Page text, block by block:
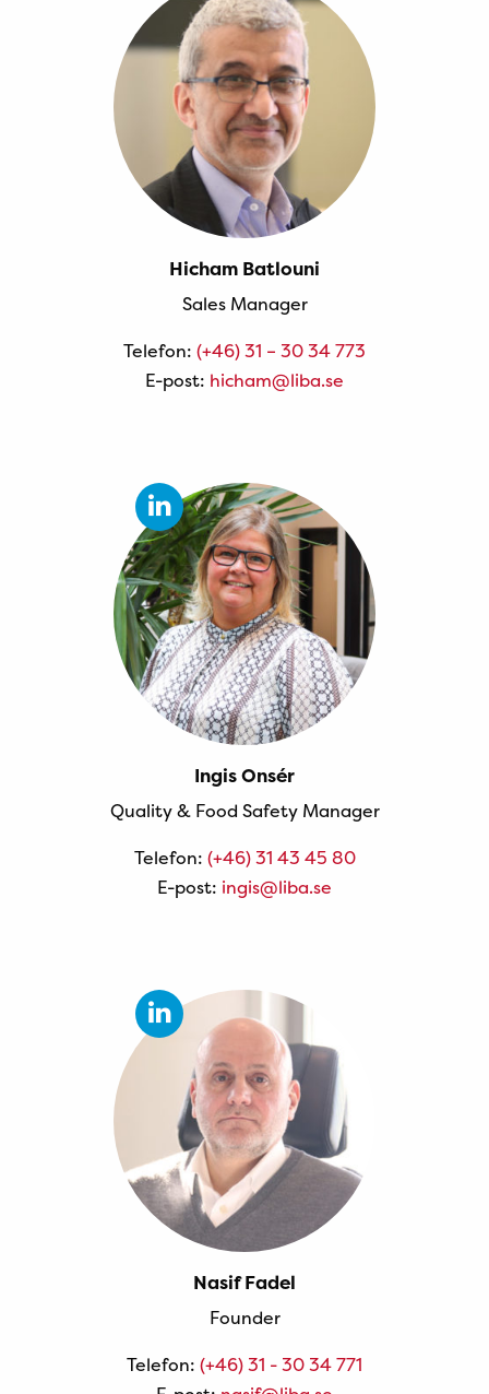
Hicham Batlouni
Sales Manager
Telefon: (+46) 31 – 30 34 773
E-post: hicham@liba.se
Ingis Onsér
Quality & Food Safety Manager
Telefon: (+46) 31 43 45 80
E-post: ingis@liba.se
Nasif Fadel
Founder
Telefon: (+46) 31 - 30 34 771